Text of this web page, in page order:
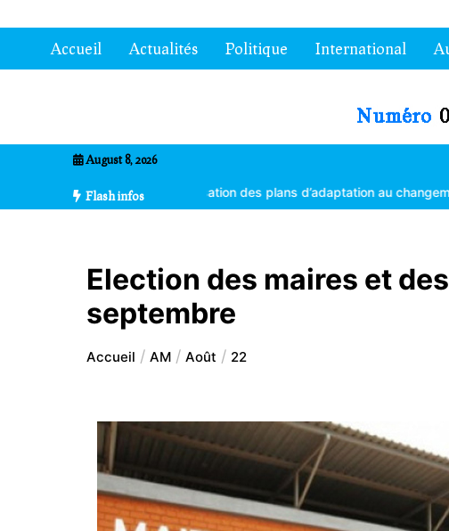
au
contenuAccueil Actualités Politique International
August 8, 2026
Flash infos
formés à la vulgarisation des plans d’adaptation au changement
Election des maires et
septembre
Accueil AM Août 22